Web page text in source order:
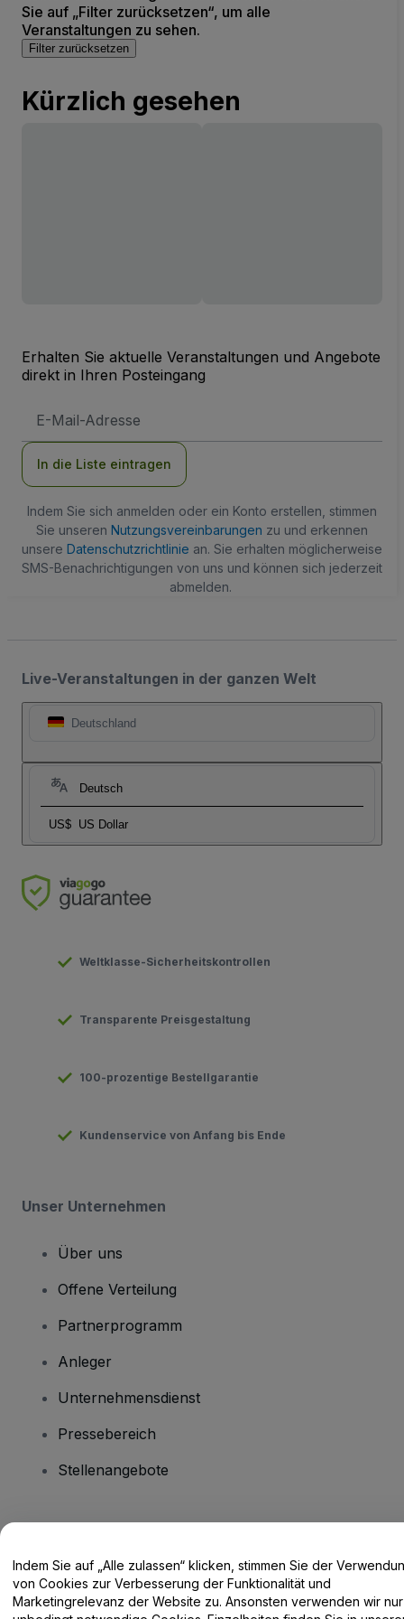
Sie auf „Filter zurücksetzen“, um alle
Veranstaltungen zu sehen.
Filter zurücksetzen
Kürzlich gesehen
Erhalten Sie aktuelle Veranstaltungen und Angebote
direkt in Ihren Posteingang
Mail-
In die Liste eintragen
Indem Sie sich anmelden oder ein Konto erstellen, stimmen
Sie unseren Nutzungsvereinbarungen zu und erkennen
unsere Datenschutzrichtlinie an. Sie erhalten möglicherweise
SMS-Benachrichtigungen von uns und können sich jederzeit
abmelden.
Live-Veranstaltungen in der ganzen Welt
Deutschland
Deutsch
US$ US Dollar
Weltklasse-Sicherheitskontrollen
Transparente Preisgestaltung
100-prozentige Bestellgarantie
Kundenservice von Anfang bis Ende
Unser Unternehmen
Über uns
Offene Verteilung
Partnerprogramm
Anleger
Unternehmensdienst
Pressebereich
Stellenangebote
Hilfe-Center / Kontakt
Indem Sie auf „Alle zulassen“ klicken, stimmen Sie der
von Cookies zur Verbesserung der Funktionalität und
Marketingrelevanz der Website zu. Ansonsten verwenden wir nur